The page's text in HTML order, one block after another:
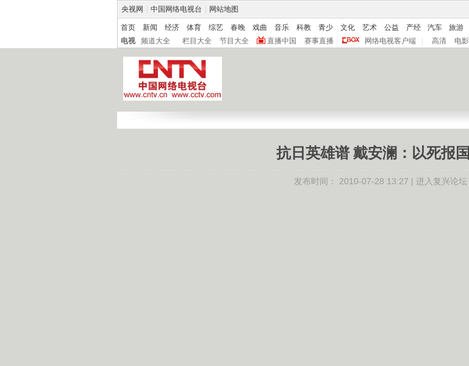
央视网 中国网络电视台 网站地图
首页 新闻 经济 体育 综艺 春晚 戏曲 音乐 科教 青少 文化 艺术 公益 产经 汽车 旅游
电视
频道大全 栏目大全 节目大全 直播中国 赛事直播 网络电视客户端 高清 电影
抗日英雄谱 戴安澜：以死报
发布时间： 2010-07-28 13:27 | 进入复兴论坛